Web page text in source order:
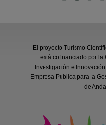
El proyecto Turismo
está cofinanciado por la
Investigación e
Empresa Pública para la
de